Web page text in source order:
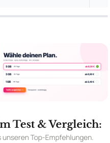
Test & Vergleich:
Top-Empfehlungen.